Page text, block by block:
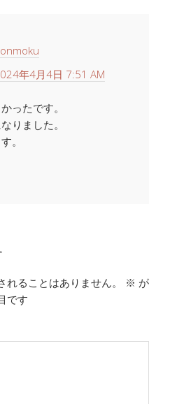
年4月4日 7:51 AM
ったです。
りました。
。
れることはありません。 ※ が
です